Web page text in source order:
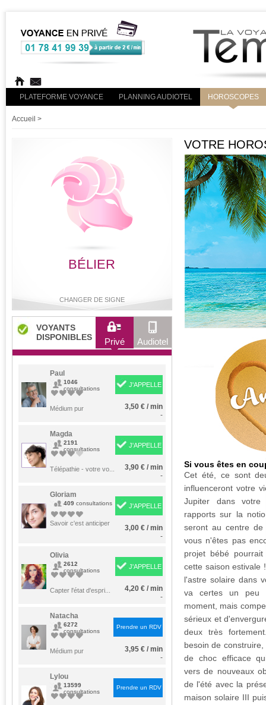
PLATEFORME VOYANCE PLANNING AUDIOTEL HOROSCOPES
Accueil >
BÉLIER
CHANGER DE SIGNE
Bélier Taureau Gémeaux Cancer
Lion Vierge Scorpion
Sagittaire
VOYANTS
DISPONIBLES
Privé Audiotel
Paul
1046
consultations
Médium pur
J'APPELLE
3,50 € / min
-
Magda
2191
consultations
Télépathie - votre vo...
J'APPELLE
3,90 € / min
-
Gloriam
409 consultations
Savoir c'est anticiper
J'APPELLE
3,00 € / min
-
Olivia
2612
consultations
Capter l'état d'espri...
J'APPELLE
4,20 € / min
-
Natacha
6272
consultations
Médium pur
Prendre un RDV
3,95 € / min
-
Lylou
13599
consultations
Prendre un RDV
VOTRE
Si vous êtes en
Cet été, ce sont
influenceront votre
Jupiter dans
rapports sur la
seront au centre de
vous n'êtes pas
projet bébé
cette saison estivale
l'astre solaire dans
va certes un peu
moment, mais
sérieux et
deux très
besoin de
de choc efficace
vers de nouveaux
de l'été avec la
maison solaire III